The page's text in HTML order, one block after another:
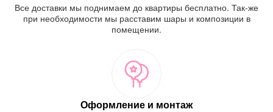
Все доставки мы поднимаем до квартиры бесплатно. Так-же
при необходимости мы расставим шары и композиции в
помещении.
Оформление и монтаж